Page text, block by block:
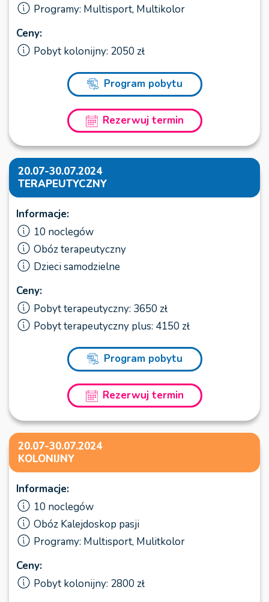
Programy: Multisport, Multikolor
Ceny:
Pobyt kolonijny: 2050 zł
Program pobytu
Rezerwuj termin
20.07-30.07.2024
TERAPEUTYCZNY
Informacje:
10 noclegów
Obóz terapeutyczny
Dzieci samodzielne
Ceny:
Pobyt terapeutyczny: 3650 zł
Pobyt terapeutyczny plus: 4150 zł
Program pobytu
Rezerwuj termin
20.07-30.07.2024
KOLONIJNY
Informacje:
10 noclegów
Obóz Kalejdoskop pasji
Programy: Multisport, Mulitkolor
Ceny:
Pobyt kolonijny: 2800 zł